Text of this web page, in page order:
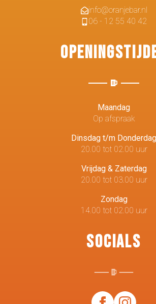
info@oranjebar.nl
06 - 12 55 40 42
Maandag
Op afspraak
Dinsdag t/m Donderdag
20.00 tot 02.00 uur
Vrijdag & Zaterdag
20.00 tot 03.00 uur
Zondag
14.00 tot 02.00 uur
Socials